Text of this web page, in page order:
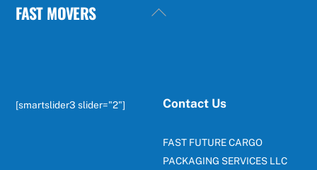
Back
FAST MOVERS
[smartslider3 slider="2"] Contact Us
FAST FUTURE CARGO
PACKAGING SERVICES LLC